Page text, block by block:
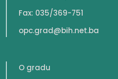
Fax: 035/369-751
opc.grad@bih.net.ba
O gradu